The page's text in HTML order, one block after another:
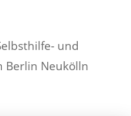
und
Berlin Neukölln